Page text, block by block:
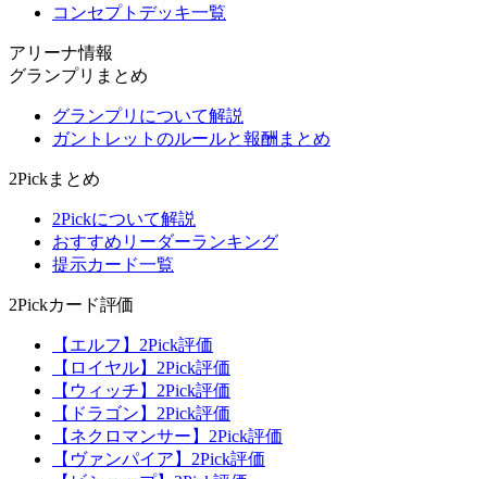
コンセプトデッキ一覧
アリーナ情報
グランプリまとめ
グランプリについて解説
ガントレットのルールと報酬まとめ
2Pickまとめ
2Pickについて解説
おすすめリーダーランキング
提示カード一覧
2Pickカード評価
【エルフ】2Pick評価
【ロイヤル】2Pick評価
【ウィッチ】2Pick評価
【ドラゴン】2Pick評価
【ネクロマンサー】2Pick評価
【ヴァンパイア】2Pick評価